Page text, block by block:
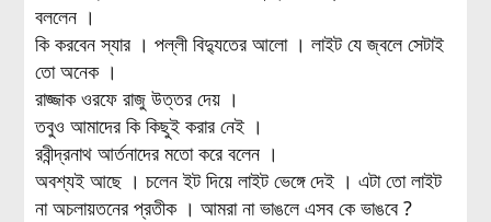
বললেন ।
কি করবেন স্যার । পল্লী বিদ্যুতের আলো । লাইট যে জ্বলে সেটাই
তো অনেক ।
রাজ্জাক ওরফে রাজু উত্তর দেয় ।
তবুও আমাদের কি কিছুই করার নেই ।
রবীন্দ্রনাথ আর্তনাদের মতো করে বলেন ।
অবশ্যই আছে । চলেন ইট দিয়ে লাইট ভেঙ্গে দেই । এটা তো লাইট
না অচলায়তনের প্রতীক । আমরা না ভাঙলে এসব কে ভাঙবে ?